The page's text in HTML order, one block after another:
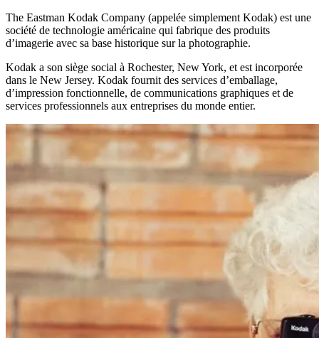
The Eastman Kodak Company (appelée simplement Kodak) est une
société de technologie américaine qui fabrique des produits
d’imagerie avec sa base historique sur la photographie.
Kodak a son siège social à Rochester, New York, et est incorporée
dans le New Jersey. Kodak fournit des services d’emballage,
d’impression fonctionnelle, de communications graphiques et de
services professionnels aux entreprises du monde entier.